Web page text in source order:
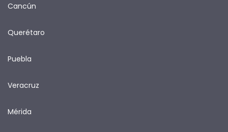
Cancún
Querétaro
Puebla
Veracruz
Mérida